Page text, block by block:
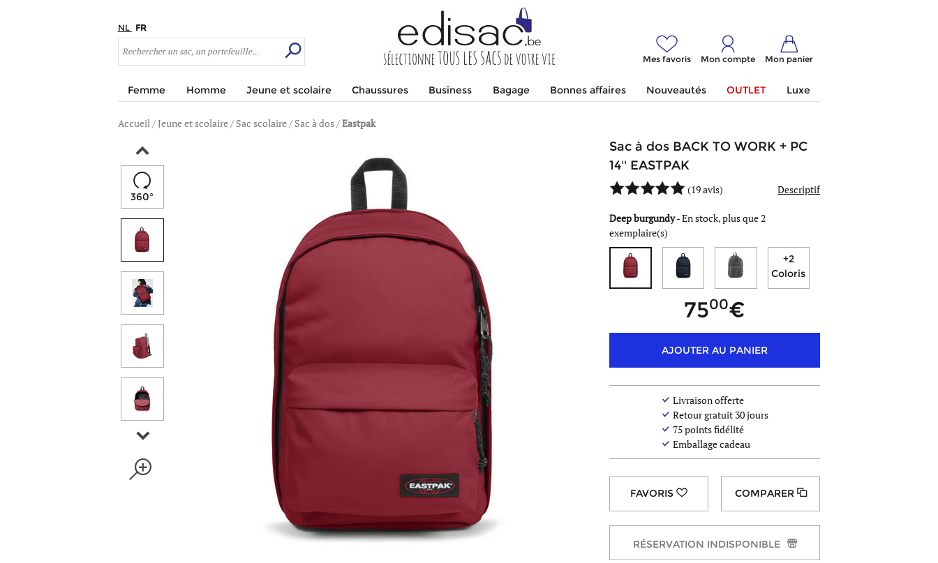
NL FR
Mes favoris Mon compte Mon panier
Femme Homme Jeune et scolaire Chaussures Business Bagage Bonnes affaires Nouveautés OUTLET Luxe
Accueil/Jeune et scolaire/ Sac scolaire/ Sac à dos/Eastpak
360°
POUR ACTIVER LE 360°
Sac à dos BACK TO WORK + PC
14'' EASTPAK
(19 avis) Descriptif
Deep burgundy-En stock, plus que 2
exemplaire(s)
+2
Coloris
- de
7500
AJOUTER AU PANIER
Livraison offerte
Retour gratuit 30 jours
75points fidélité
Emballage cadeau
COMPARER
RÉSERVATION INDISPONIBLE